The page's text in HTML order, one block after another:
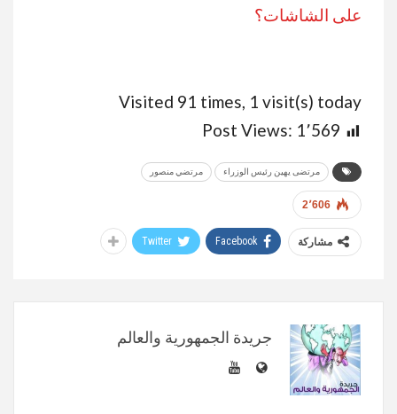
على الشاشات؟
Visited 91 times, 1 visit(s) today
Post Views: 1٬569
مرتضى يهين رئيس الوزراء مرتضي منصور
2٬606
مشاركة Facebook
Twitter
جريدة الجمهورية والعالم